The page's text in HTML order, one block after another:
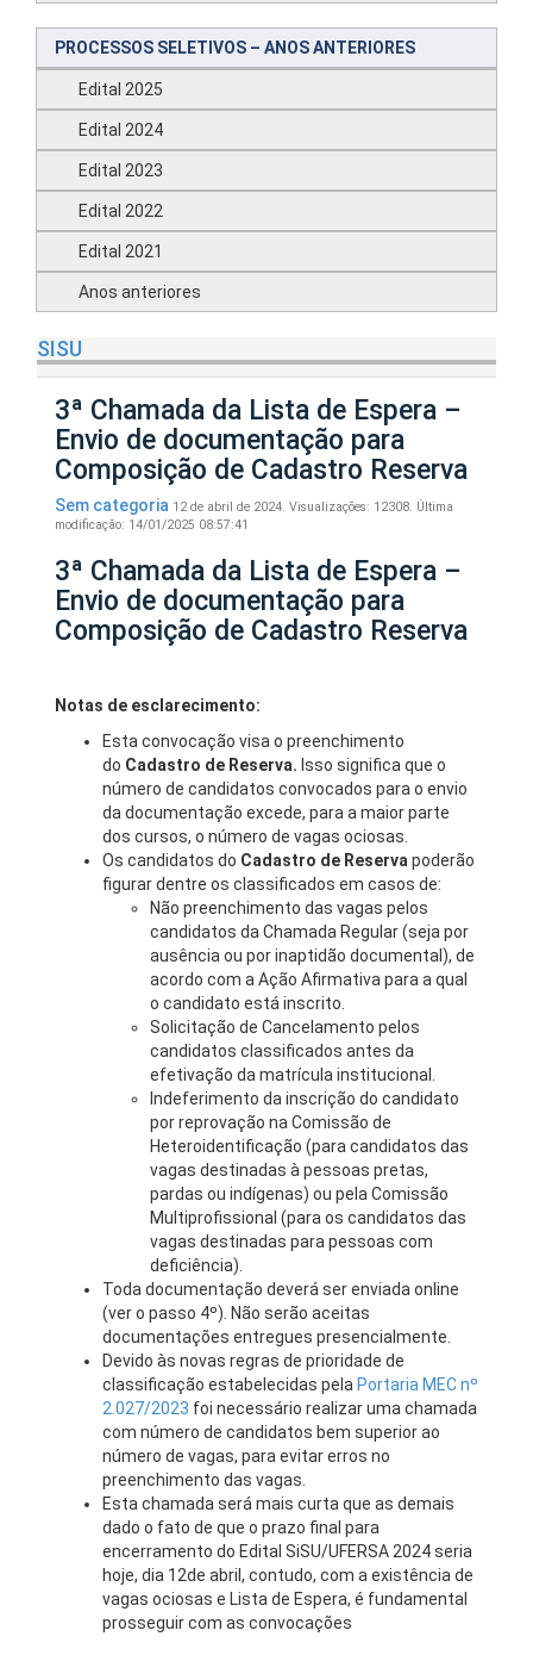
PROCESSOS SELETIVOS – ANOS ANTERIORES
Edital 2025
Edital 2024
Edital 2023
Edital 2022
Edital 2021
Anos anteriores
SISU
3ª Chamada da Lista de Espera –
Envio de documentação para
Composição de Cadastro Reserva
Sem categoria 12 de abril de 2024. Visualizações: 12308. Última
modificação: 14/01/2025 08:57:41
3ª Chamada da Lista de Espera –
Envio de documentação para
Composição de Cadastro Reserva
Notas de esclarecimento:
Esta convocação visa o preenchimento
do Cadastro de Reserva. Isso significa que o
número de candidatos convocados para o envio
da documentação excede, para a maior parte
dos cursos, o número de vagas ociosas.
Os candidatos do Cadastro de Reserva poderão
figurar dentre os classificados em casos de:
Não preenchimento das vagas pelos
candidatos da Chamada Regular (seja por
ausência ou por inaptidão documental), de
acordo com a Ação Afirmativa para a qual
o candidato está inscrito.
Solicitação de Cancelamento pelos
candidatos classificados antes da
efetivação da matrícula institucional.
Indeferimento da inscrição do candidato
por reprovação na Comissão de
Heteroidentificação (para candidatos das
vagas destinadas à pessoas pretas,
pardas ou indígenas) ou pela Comissão
Multiprofissional (para os candidatos das
vagas destinadas para pessoas com
deficiência).
Toda documentação deverá ser enviada online
(ver o passo 4º). Não serão aceitas
documentações entregues presencialmente.
Devido às novas regras de prioridade de
classificação estabelecidas pela Portaria MEC nº
2.027/2023 foi necessário realizar uma chamada
com número de candidatos bem superior ao
número de vagas, para evitar erros no
preenchimento das vagas.
Esta chamada será mais curta que as demais
dado o fato de que o prazo final para
encerramento do Edital SiSU/UFERSA 2024 seria
hoje, dia 12de abril, contudo, com a existência de
vagas ociosas e Lista de Espera, é fundamental
prosseguir com as convocações